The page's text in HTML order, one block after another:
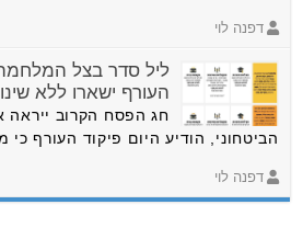
דפנה לוי
ליל סדר בצל
העורף ישארו ללא
חג הפסח הקרוב ייראה
הביטחוני, הודיע היום פיקוד העורף כי
דפנה לוי